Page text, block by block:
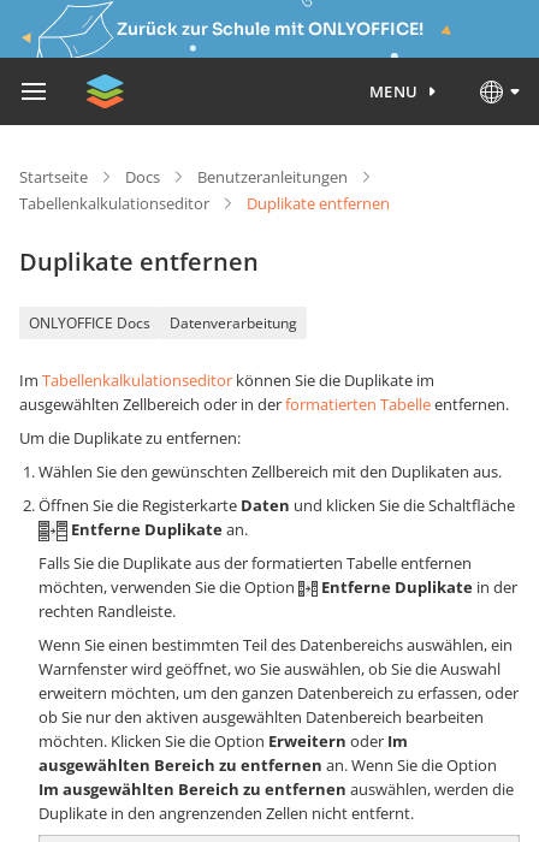
Zurück zur Schule mit ONLYOFFICE!
MENU
Startseite Docs
Benutzeranleitungen
Tabellenkalkulationseditor
Duplikate entfernen
Duplikate entfernen
ONLYOFFICE Docs Datenverarbeitung
Im Tabellenkalkulationseditor können Sie die Duplikate im
ausgewählten Zellbereich oder in derformatierten Tabelleentfernen.
Um die Duplikate zu entfernen:
Wählen Sie den gewünschten Zellbereich mit den Duplikaten aus.
Öffnen Sie die Registerkarte Daten und klicken Sie die Schaltfläche
Entferne Duplikatean.
Falls Sie die Duplikate aus der formatierten Tabelle entfernen
möchten, verwenden Sie die Option
Entferne Duplikate in der
rechten Randleiste.
Wenn Sie einen bestimmten Teil des Datenbereichs auswählen, ein
Warnfenster wird geöffnet, wo Sie auswählen, ob Sie die Auswahl
erweitern möchten, um den ganzen Datenbereich zu erfassen, oder
ob Sie nur den aktiven ausgewählten Datenbereich bearbeiten
möchten. Klicken Sie die Option Erweitern oder Im
ausgewählten Bereich zu entfernen an. Wenn Sie die Option
Im ausgewählten Bereich zu entfernen auswählen, werden die
Duplikate in den angrenzenden Zellen nicht entfernt.